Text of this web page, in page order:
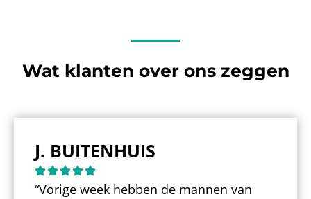
Wat klanten over ons zeggen
J. BUITENHUIS
“Vorige week hebben de mannen van